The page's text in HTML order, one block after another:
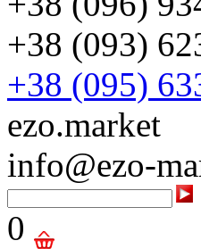
+38 (093)
+38 (095)
ezo.market
info@ezo-
0